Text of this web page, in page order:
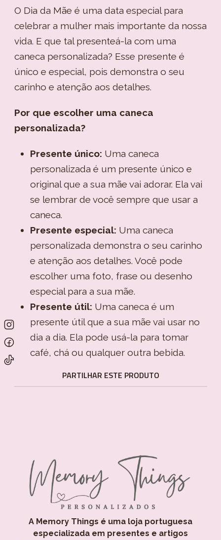
O Dia da Mãe é uma data especial para
celebrar a mulher mais importante da nossa
vida. E que tal presenteá-la com uma
caneca personalizada? Esse presente é
único e especial, pois demonstra o seu
carinho e atenção aos detalhes.
Por que escolher uma caneca
personalizada?
Presente único: Uma caneca
personalizada é um presente único e
original que a sua mãe vai adorar. Ela vai
se lembrar de você sempre que usar a
caneca.
Presente especial: Uma caneca
personalizada demonstra o seu carinho
e atenção aos detalhes. Você pode
escolher uma foto, frase ou desenho
especial para a sua mãe.
Presente útil: Uma caneca é um
presente útil que a sua mãe vai usar no
dia a dia. Ela pode usá-la para tomar
café, chá ou qualquer outra bebida.
PARTILHAR ESTE PRODUTO
A Memory Things é uma loja portuguesa
especializada em presentes e artigos